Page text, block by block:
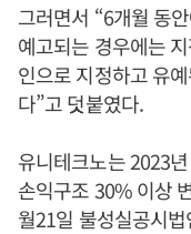
그러면서 “6개월 동
예고되는 경우에는
인으로 지정하고 유
다”고 덧붙였다.
유니테크노는 2023
손익구조 30% 이상
월21일 불성실공시